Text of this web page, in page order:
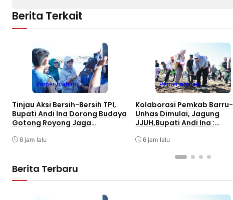
Berita Terkait
Pemerintahan
Tinjau Aksi Bersih-Bersih TPI,
Bupati Andi Ina Dorong Budaya
Gotong Royong Jaga
6 jam lalu
Pemerintahan
Kolaborasi Pemkab Barru-
Unhas Dimulai, Jagung
JJUH,Bupati Andi Ina :
6 jam lalu
Berita Terbaru